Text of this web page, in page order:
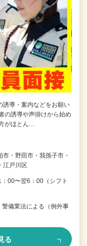
誘導・案内などをお願い
の誘導や声掛けから始め
がほとん…
・野田市・我孫子市・
江戸川区
00〜翌6：00（シフト
備業法による（例外事
る